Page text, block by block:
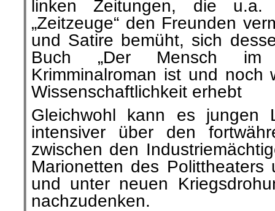
linken Zeitungen, die
„Zeitzeuge“ den Freunden
und Satire bemüht, sich
Buch „Der Mensch im
Krimminalroman ist und noch
Wissenschaftlichkeit erhebt
Gleichwohl kann es jungen
intensiver über den
zwischen den
Marionetten des Polittheaters
und unter neuen
nachzudenken.